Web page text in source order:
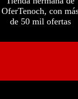
OferTenoch, con
de 50 mil ofertas